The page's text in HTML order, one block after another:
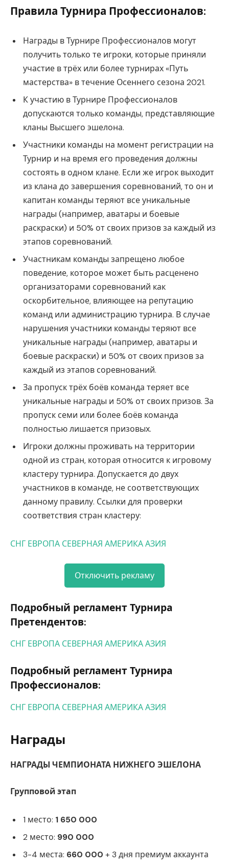
Правила Турнира Профессионалов:
Награды в Турнире Профессионалов могут
получить только те игроки, которые приняли
участие в трёх или более турнирах «Путь
мастерства» в течение Осеннего сезона 2021.
К участию в Турнире Профессионалов
допускаются только команды, представляющие
кланы Высшего эшелона.
Участники команды на момент регистрации на
Турнир и на время его проведения должны
состоять в одном клане. Если же игрок выходит
из клана до завершения соревнований, то он и
капитан команды теряют все уникальные
награды (например, аватары и боевые
раскраски) и 50% от своих призов за каждый из
этапов соревнований.
Участникам команды запрещено любое
поведение, которое может быть расценено
организаторами соревнований как
оскорбительное, влияющее на репутацию
команд или администрацию турнира. В случае
нарушения участники команды теряют все
уникальные награды (например, аватары и
боевые раскраски) и 50% от своих призов за
каждый из этапов соревнований.
За пропуск трёх боёв команда теряет все
уникальные награды и 50% от своих призов. За
пропуск семи или более боёв команда
полностью лишается призовых.
Игроки должны проживать на территории
одной из стран, которая относится к игровому
кластеру турнира. Допускается до двух
участников в команде, не соответствующих
данному правилу. Ссылки для проверки
соответствия стран кластеру:
СНГ ЕВРОПА СЕВЕРНАЯ АМЕРИКААЗИЯ
Отключить рекламу
Подробный регламент Турнира
Претендентов:
СНГ ЕВРОПА СЕВЕРНАЯ АМЕРИКААЗИЯ
Подробный регламент Турнира
Профессионалов:
СНГ ЕВРОПА СЕВЕРНАЯ АМЕРИКААЗИЯ
Награды
НАГРАДЫ ЧЕМПИОНАТА НИЖНЕГО ЭШЕЛОНА
Групповой этап
1 место: 1 650 000
2 место: 990 000
3-4 места: 660 000 + 3 дня премиум аккаунта